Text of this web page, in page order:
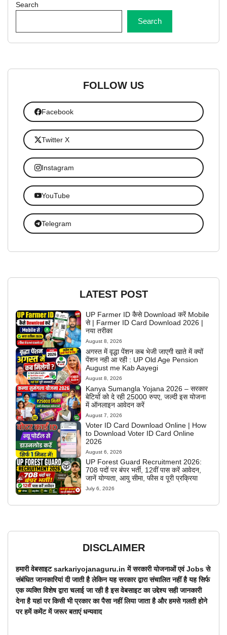
Search
Search
FOLLOW US
Facebook
Twitter X
Instagram
YouTube
Telegram
LATEST POST
UP Farmer ID कैसे Download करें Mobile
से | Farmer ID Card Download 2026 |
नया तरीका
August 8, 2026
अगस्त में वृद्धा पेंशन कब भेजी जाएगी खाते में क्यों
पेंशन नही आ रही : UP Old Age Pension
August me Kab Aayegi
August 8, 2026
Kanya Sumangla Yojana 2026 – सरकार
बेटियों को दे रही 25000 रुपए, जल्दी इस योजना
में ऑनलाइन आवेदन करें
August 7, 2026
Voter ID Card Download Online | How
to Download Voter ID Card Online
2026
August 6, 2026
UP Forest Guard Recruitment 2026:
708 पदों पर बंपर भर्ती, 12वीं पास करें आवेदन,
जानें योग्यता, आयु सीमा, फीस व पूरी प्रक्रिया
July 6, 2026
DISCLAIMER
हमारी वेबसाइट sarkariyojanaguru.in में सरकारी योजनाओं एवं Jobs से
संबंधित जानकारियां दी जाती है लेकिन यह सरकार द्वारा संचालित नहीं है यह सिर्फ
एक व्यक्ति विशेष द्वारा चलाई जा रही है इस वेबसाइट का उद्देश्य सही जानकारी
देना है यहां पर किसी भी प्रकार का पैसा नहीं लिया जाता है और हमसे गलती होने
पर हमें कमेंट में जरूर बताएं धन्यवाद